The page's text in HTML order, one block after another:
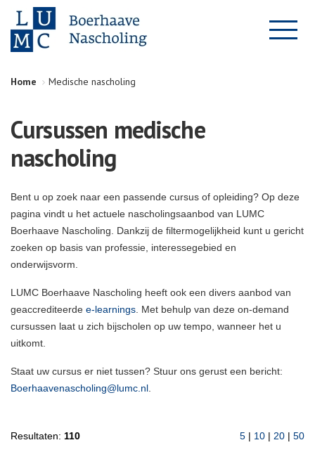
Home Medische nascholing
Cursussen medische
nascholing
Bent u op zoek naar een passende cursus of opleiding? Op deze
pagina vindt u het actuele nascholingsaanbod van LUMC
Boerhaave Nascholing. Dankzij de filtermogelijkheid kunt u gericht
zoeken op basis van professie, interessegebied en
onderwijsvorm.
LUMC Boerhaave Nascholing heeft ook een divers aanbod van
geaccrediteerde e-learnings . Met behulp van deze on-demand
cursussen laat u zich bijscholen op uw tempo, wanneer het u
uitkomt.
Staat uw cursus er niet tussen? Stuur ons gerust een bericht:
Boerhaavenascholing@lumc.nl
Resultaten: 110 5 | 10 | 20 | 50